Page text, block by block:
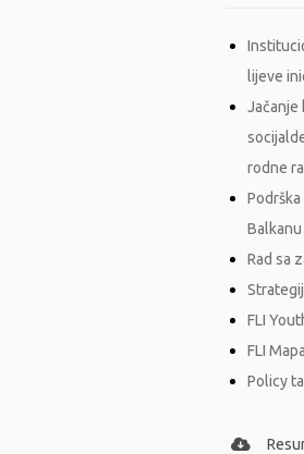
lijeve
Jačanje
rodne
Rad sa
FLI
FLI Mapa
Policy